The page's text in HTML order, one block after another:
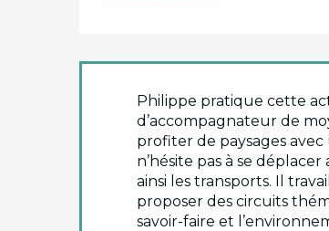
Philippe pratique cette
d’accompagnateur de
profiter de paysages
n’hésite pas à se
ainsi les transports. Il
proposer des circuits
savoir-faire et